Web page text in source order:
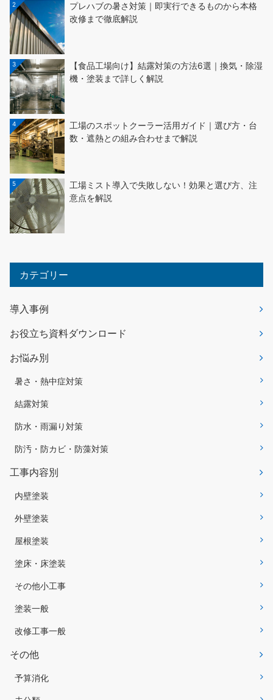
2
プレハブの暑さ対策｜即実行できるものから本格
改修まで徹底解説
3
【食品工場向け】結露対策の方法6選｜換気・除湿
機・塗装まで詳しく解説
4
工場のスポットクーラー活用ガイド｜選び方・台
数・遮熱との組み合わせまで解説
5
工場ミスト導入で失敗しない！効果と選び方、注
意点を解説
カテゴリー
導入事例
お役立ち資料ダウンロード
お悩み別
暑さ・熱中症対策
結露対策
防水・雨漏り対策
防汚・防カビ・防藻対策
工事内容別
内壁塗装
外壁塗装
屋根塗装
塗床・床塗装
その他小工事
塗装一般
改修工事一般
その他
予算消化